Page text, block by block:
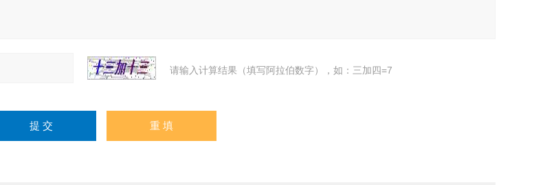
请输入计算结果（填写阿拉伯数字），如：三加四=7